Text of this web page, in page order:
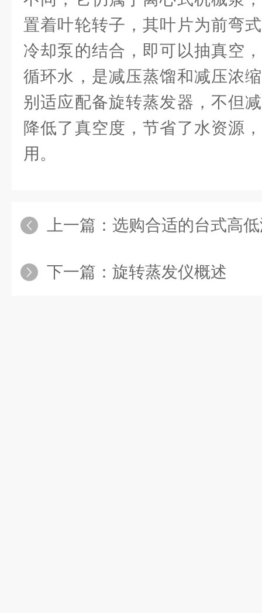
置着叶轮转子，其叶片为前弯
冷却泵的结合，即可以抽真空
循环水，是减压蒸馏和减压浓
别适应配备旋转蒸发器，不但
降低了真空度，节省了水资源
用。
上一篇： 选购合适的台式高低温一
下一篇： 旋转蒸发仪概述